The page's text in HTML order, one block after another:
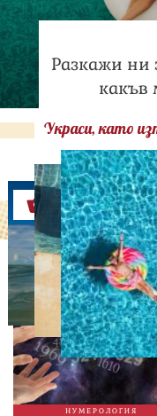
Разкажи ни
какъв
Украси, като
Оферти
НУМЕРОЛОГИЯ